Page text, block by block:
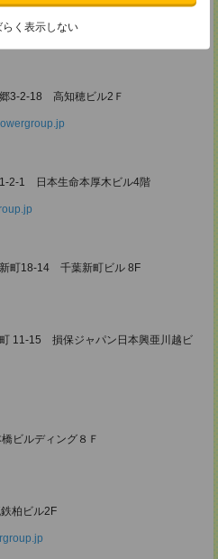
らく表示しない
高崎第一生命ビルディング11Ｆ
3-2-18 高知穂ビル2Ｆ
2-1 日本生命本厚木ビル4階
町18-14 千葉新町ビル 8F
11-15 損保ジャパン日本興亜川越ビ
ビルディング８Ｆ
柏ビル2F